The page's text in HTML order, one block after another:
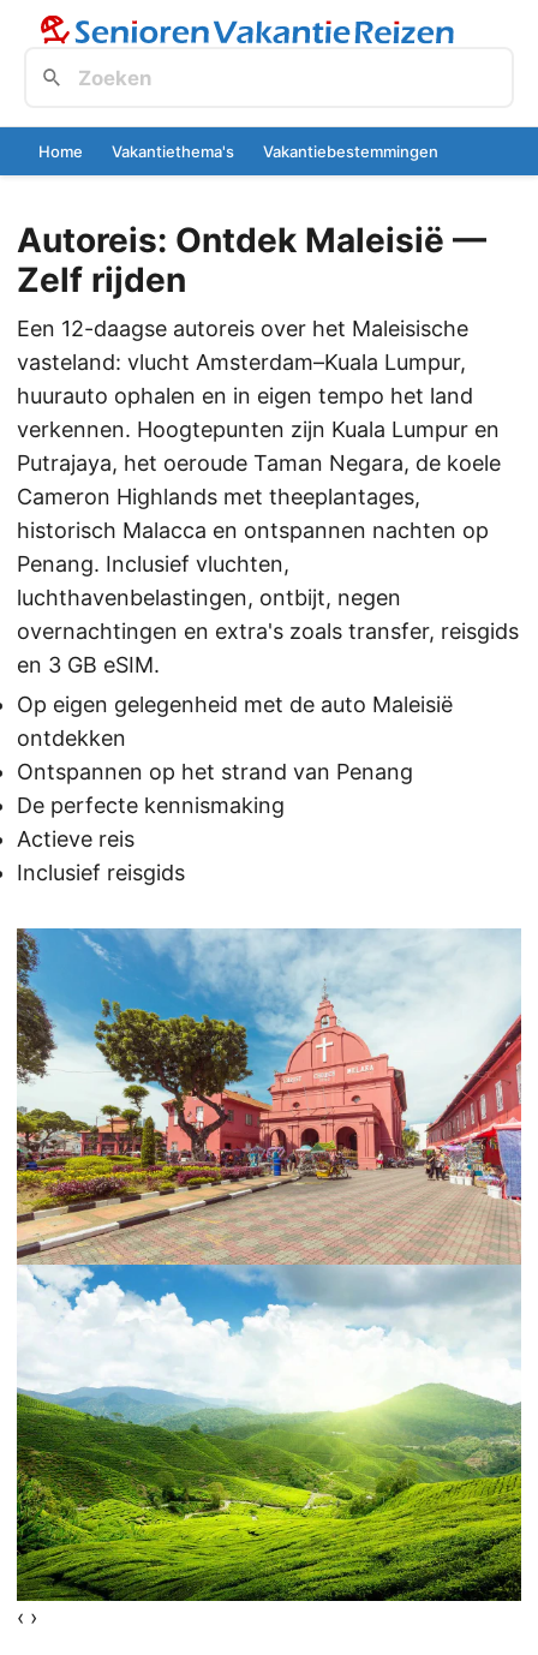
Home Vakantiethema's Vakantiebestemmingen
Autoreis: Ontdek Maleisië —
Zelf rijden
Een 12-daagse autoreis over het Maleisische
vasteland: vlucht Amsterdam–Kuala Lumpur,
huurauto ophalen en in eigen tempo het land
verkennen. Hoogtepunten zijn Kuala Lumpur en
Putrajaya, het oeroude Taman Negara, de koele
Cameron Highlands met theeplantages,
historisch Malacca en ontspannen nachten op
Penang. Inclusief vluchten,
luchthavenbelastingen, ontbijt, negen
overnachtingen en extra's zoals transfer, reisgids
en 3 GB eSIM.
Op eigen gelegenheid met de auto Maleisië
ontdekken
Ontspannen op het strand van Penang
De perfecte kennismaking
Actieve reis
Inclusief reisgids
‹ ›